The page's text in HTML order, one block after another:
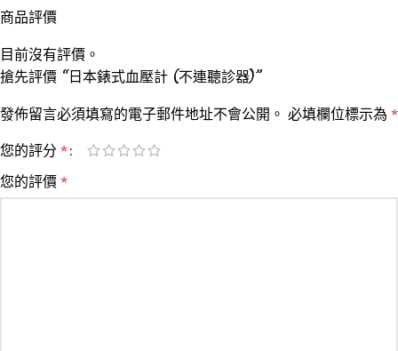
商品評價
目前沒有評價。
搶先評價 “日本錶式血壓計 (不連聽診器)”
發佈留言必須填寫的電子郵件地址不會公開。 必填欄位標示為 *
您的評分 *
您的評價 *